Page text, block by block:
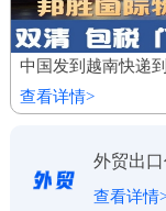
查看详情>
外贸出
对一服务
查看详情